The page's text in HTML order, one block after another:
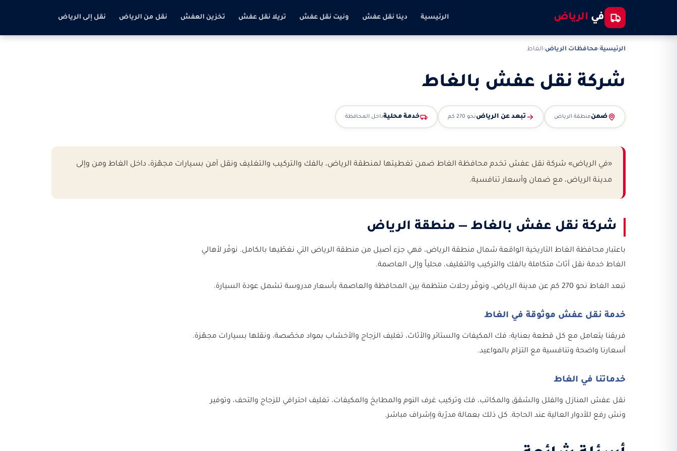
في الرياض الرئيسية دينا نقل عفش ونيت نقل عفش تريلا نقل عفش تخزين العفش نقل من الرياض نقل إلى الرياض
الرئيسية›محافظات الرياض›الغاط
شركة نقل عفش بالغاط
ضمنمنطقة الرياض تبعد عن الرياضنحو 270 كم خدمة محليةداخل المحافظة
«في الرياض» شركة نقل عفش تخدم محافظة الغاط ضمن تغطيتها لمنطقة الرياض، بالفك والتركيب والتغليف ونقل آمن بسيارات مجهّزة، داخل الغاط ومن وإلى
مدينة الرياض، مع ضمان وأسعار تنافسية.
شركة نقل عفش بالغاط — منطقة الرياض
باعتبار محافظة الغاط التاريخية الواقعة شمال منطقة الرياض، فهي جزء أصيل من منطقة الرياض التي نغطّيها بالكامل. نوفّر لأهالي
الغاط خدمة نقل أثاث متكاملة بالفك والتركيب والتغليف، محلياً وإلى العاصمة.
تبعد الغاط نحو 270 كم عن مدينة الرياض، ونوفّر رحلات منتظمة بين المحافظة والعاصمة بأسعار مدروسة تشمل عودة السيارة.
خدمة نقل عفش موثوقة في الغاط
فريقنا يتعامل مع كل قطعة بعناية: فك المكيفات والستائر والأثاث، تغليف الزجاج والأخشاب بمواد مخصّصة، ونقلها بسيارات مجهّزة.
أسعارنا واضحة وتنافسية مع التزام بالمواعيد.
خدماتنا في الغاط
نقل عفش المنازل والفلل والشقق والمكاتب، فك وتركيب غرف النوم والمطابخ والمكيفات، تغليف احترافي للزجاج والتحف، وتوفير
ونش رفع للأدوار العالية عند الحاجة. كل ذلك بعمالة مدرّبة وإشراف مباشر.